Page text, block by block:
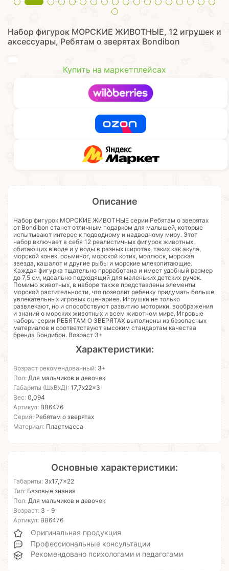
Набор фигурок МОРСКИЕ ЖИВОТНЫЕ, 12 игрушек и
аксессуары, Ребятам о зверятах Bondibon
Купить на маркетплейсах
Описание
Набор фигурок МОРСКИЕ ЖИВОТНЫЕ серии Ребятам о зверятах
от Bondibon станет отличным подарком для малышей, которые
испытывают интерес к подводному и надводному миру. Этот
набор включает в себя 12 реалистичных фигурок животных,
обитающих в воде и у воды в разных широтах, таких как акула,
морской конек, осьминог, морской котик, моллюск, морская
звезда, кашалот и другие рыбы и морские млекопитающие.
Каждая фигурка тщательно проработана и имеет удобный размер
до 7,5 см, идеально подходящий для маленьких детских ручек.
Помимо животных, в наборе также представлены элементы
морской растительности, что позволит ребенку придумать больше
увлекательных игровых сценариев. Игрушки не только
развлекают, но и способствуют развитию моторики, воображения
и знаний о морских животных и всем животном мире. Игровые
наборы серии РЕБЯТАМ О ЗВЕРЯТАХ выполнены из безопасных
материалов и соответствуют высоким стандартам качества
бренда Бондибон. Возраст 3+
Характеристики:
Возраст рекомендованный: 3+
Пол: Для мальчиков и девочек
Габариты (ШхВхД): 17,7x22x3
Вес: 0,094
Артикул: ВВ6476
Серия: Ребятам о зверятах
Материал: Пластмасса
Основные характеристики:
Габариты: 3x17,7x22
Тип: Базовые знания
Пол: Для мальчиков и девочек
Возраст: 3 - 9
Артикул: ВВ6476
Оригинальная продукция
Профессиональные консультации
Рекомендовано психологами и педагогами